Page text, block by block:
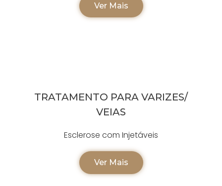
Ver Mais
TRATAMENTO PARA VARIZES/
VEIAS
Esclerose com Injetáveis
Ver Mais